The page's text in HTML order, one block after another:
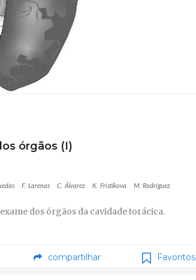
órgãos (I)
F. Larenas C. Álvarez K. Fristikova
M. Rodríguez
dos órgãos da cavidade torácica.
compartilhar Favoritos